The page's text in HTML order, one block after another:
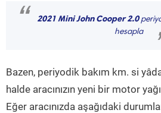
“ 2021 Mini John Cooper 2.0
hesapla
Bazen, periyodik bakım km. si
halde aracınızın yeni bir motor
Eğer aracınızda aşağıdaki